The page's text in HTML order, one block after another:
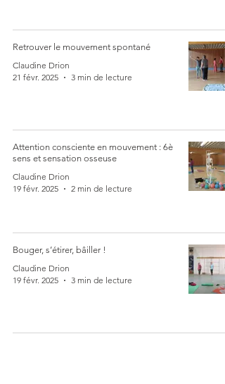
Retrouver le mouvement spontané
Claudine Drion
21 févr. 2025
3 min de lecture
Attention consciente en mouvement : 6è
sens et sensation osseuse
Claudine Drion
19 févr. 2025
2 min de lecture
Bouger, s’étirer, bâiller !
Claudine Drion
19 févr. 2025
3 min de lecture